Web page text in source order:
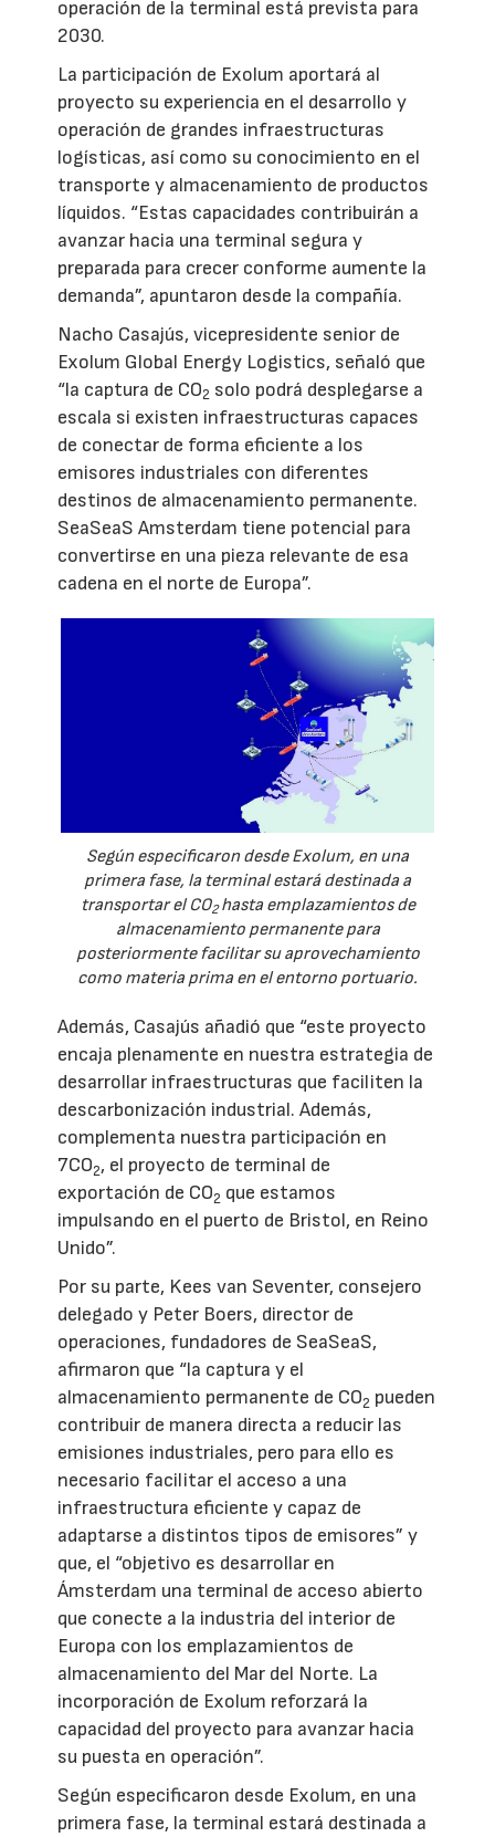
operación de la terminal está prevista para
2030.
La participación de Exolum aportará al
proyecto su experiencia en el desarrollo y
operación de grandes infraestructuras
logísticas, así como su conocimiento en el
transporte y almacenamiento de productos
líquidos. “Estas capacidades contribuirán a
avanzar hacia una terminal segura y
preparada para crecer conforme aumente la
demanda”, apuntaron desde la compañía.
Nacho Casajús, vicepresidente senior de
Exolum Global Energy Logistics, señaló que
“la captura de CO2 solo podrá desplegarse a
escala si existen infraestructuras capaces
de conectar de forma eficiente a los
emisores industriales con diferentes
destinos de almacenamiento permanente.
SeaSeaS Amsterdam tiene potencial para
convertirse en una pieza relevante de esa
cadena en el norte de Europa”.
Según especificaron desde Exolum, en una
primera fase, la terminal estará destinada a
transportar el CO2hasta emplazamientos de
almacenamiento permanente para
posteriormente facilitar su aprovechamiento
como materia prima en el entorno portuario.
Además, Casajús añadió que “este proyecto
encaja plenamente en nuestra estrategia de
desarrollar infraestructuras que faciliten la
descarbonización industrial. Además,
complementa nuestra participación en
7CO2, el proyecto de terminal de
exportación de CO2 que estamos
impulsando en el puerto de Bristol, en Reino
Unido”.
Por su parte, Kees van Seventer, consejero
delegado y Peter Boers, director de
operaciones, fundadores de SeaSeaS,
afirmaron que “la captura y el
almacenamiento permanente de CO2 pueden
contribuir de manera directa a reducir las
emisiones industriales, pero para ello es
necesario facilitar el acceso a una
infraestructura eficiente y capaz de
adaptarse a distintos tipos de emisores” y
que, el “objetivo es desarrollar en
Ámsterdam una terminal de acceso abierto
que conecte a la industria del interior de
Europa con los emplazamientos de
almacenamiento del Mar del Norte. La
incorporación de Exolum reforzará la
capacidad del proyecto para avanzar hacia
su puesta en operación”.
Según especificaron desde Exolum, en una
primera fase, la terminal estará destinada a